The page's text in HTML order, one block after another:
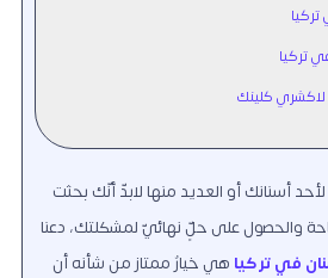
تركيا
لاكشري كلينك
أسنانك أو العديد منها لابدّ أنّك بحثت
والحصول على حلٍّ نهائيّ لمشكلتك، دعنا
في تركيا هي خيارٌ ممتاز من شأنه أن